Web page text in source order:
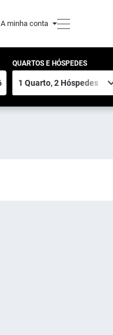
A minha conta
QUARTOS E HÓSPEDES